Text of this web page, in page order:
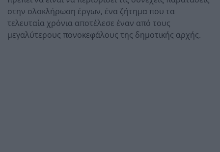
στην ολοκλήρωση έργων, ένα ζήτημα που τα
τελευταία χρόνια αποτέλεσε έναν από τους
μεγαλύτερους πονοκεφάλους της δημοτικής αρχής.